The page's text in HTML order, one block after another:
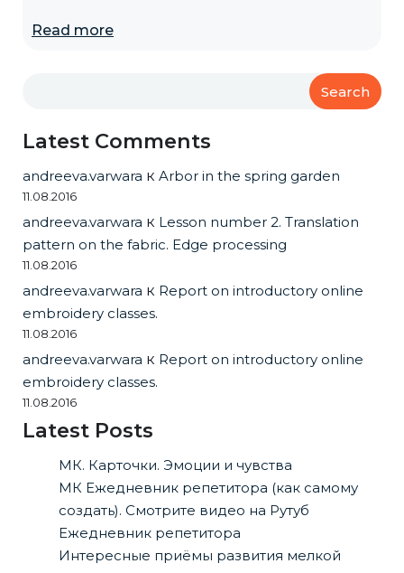
Read more
Search
Latest Comments
andreeva.varwara к Arbor in the spring garden
11.08.2016
andreeva.varwara к Lesson number 2. Translation
pattern on the fabric. Edge processing
11.08.2016
andreeva.varwara к Report on introductory online
embroidery classes.
11.08.2016
andreeva.varwara к Report on introductory online
embroidery classes.
11.08.2016
Latest Posts
МК. Карточки. Эмоции и чувства
МК Ежедневник репетитора (как самому
создать). Смотрите видео на Рутуб
Ежедневник репетитора
Интересные приёмы развития мелкой